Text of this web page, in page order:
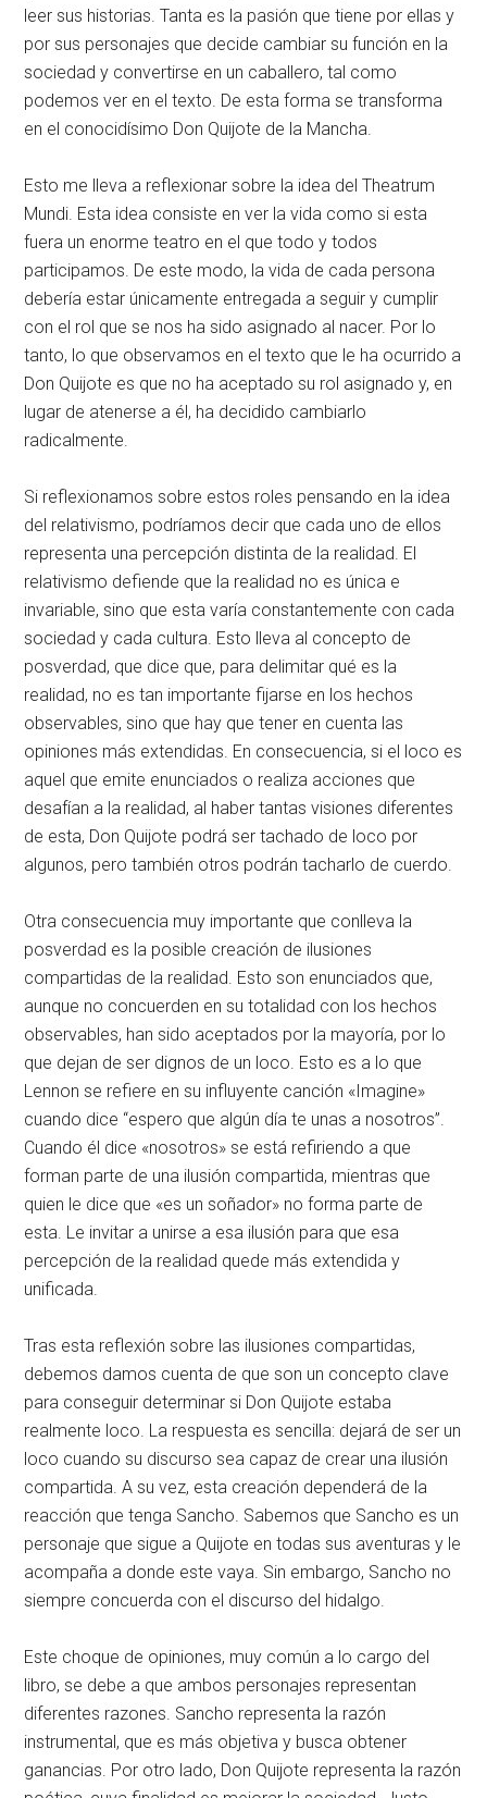
leer sus historias. Tanta es la pasión que tiene por ellas y
por sus personajes que decide cambiar su función en la
sociedad y convertirse en un caballero, tal como
podemos ver en el texto. De esta forma se transforma
en el conocidísimo Don Quijote de la Mancha.
Esto me lleva a reflexionar sobre la idea del Theatrum
Mundi. Esta idea consiste en ver la vida como si esta
fuera un enorme teatro en el que todo y todos
participamos. De este modo, la vida de cada persona
debería estar únicamente entregada a seguir y cumplir
con el rol que se nos ha sido asignado al nacer. Por lo
tanto, lo que observamos en el texto que le ha ocurrido a
Don Quijote es que no ha aceptado su rol asignado y, en
lugar de atenerse a él, ha decidido cambiarlo
radicalmente.
Si reflexionamos sobre estos roles pensando en la idea
del relativismo, podríamos decir que cada uno de ellos
representa una percepción distinta de la realidad. El
relativismo defiende que la realidad no es única e
invariable, sino que esta varía constantemente con cada
sociedad y cada cultura. Esto lleva al concepto de
posverdad, que dice que, para delimitar qué es la
realidad, no es tan importante fijarse en los hechos
observables, sino que hay que tener en cuenta las
opiniones más extendidas. En consecuencia, si el loco es
aquel que emite enunciados o realiza acciones que
desafían a la realidad, al haber tantas visiones diferentes
de esta, Don Quijote podrá ser tachado de loco por
algunos, pero también otros podrán tacharlo de cuerdo.
Otra consecuencia muy importante que conlleva la
posverdad es la posible creación de ilusiones
compartidas de la realidad. Esto son enunciados que,
aunque no concuerden en su totalidad con los hechos
observables, han sido aceptados por la mayoría, por lo
que dejan de ser dignos de un loco. Esto es a lo que
Lennon se refiere en su influyente canción «Imagine»
cuando dice “espero que algún día te unas a nosotros”.
Cuando él dice «nosotros» se está refiriendo a que
forman parte de una ilusión compartida, mientras que
quien le dice que «es un soñador» no forma parte de
esta. Le invitar a unirse a esa ilusión para que esa
percepción de la realidad quede más extendida y
unificada.
Tras esta reflexión sobre las ilusiones compartidas,
debemos damos cuenta de que son un concepto clave
para conseguir determinar si Don Quijote estaba
realmente loco. La respuesta es sencilla: dejará de ser un
loco cuando su discurso sea capaz de crear una ilusión
compartida. A su vez, esta creación dependerá de la
reacción que tenga Sancho. Sabemos que Sancho es un
personaje que sigue a Quijote en todas sus aventuras y le
acompaña a donde este vaya. Sin embargo, Sancho no
siempre concuerda con el discurso del hidalgo.
Este choque de opiniones, muy común a lo cargo del
libro, se debe a que ambos personajes representan
diferentes razones. Sancho representa la razón
instrumental, que es más objetiva y busca obtener
ganancias. Por otro lado, Don Quijote representa la razón